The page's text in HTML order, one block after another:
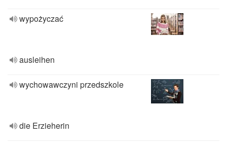
wypożyczać
ausleihen
wychowawczyni przedszkole
die Erzieherin